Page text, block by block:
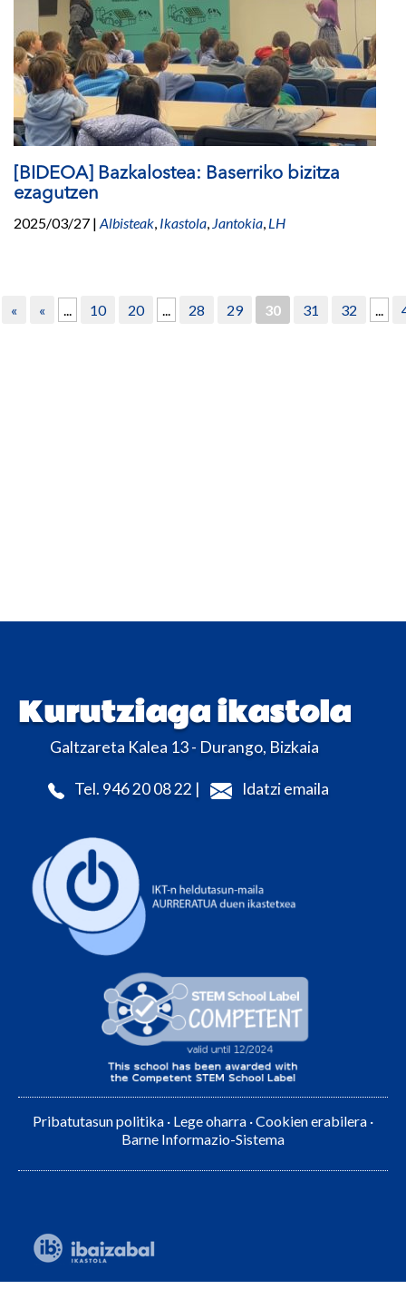
[BIDEOA] Bazkalostea: Baserriko bizitza
ezagutzen
2025/03/27 | Albisteak, Ikastola, Jantokia, LH
« « ... 10 20 ... 28 29 30 31 32 ...
Kurutziaga ikastola
Galtzareta Kalea 13 - Durango, Bizkaia
Tel. 946 20 08 22 | Idatzi emaila
Pribatutasun politika · Lege oharra ·Cookien erabilera ·
Barne Informazio-Sistema